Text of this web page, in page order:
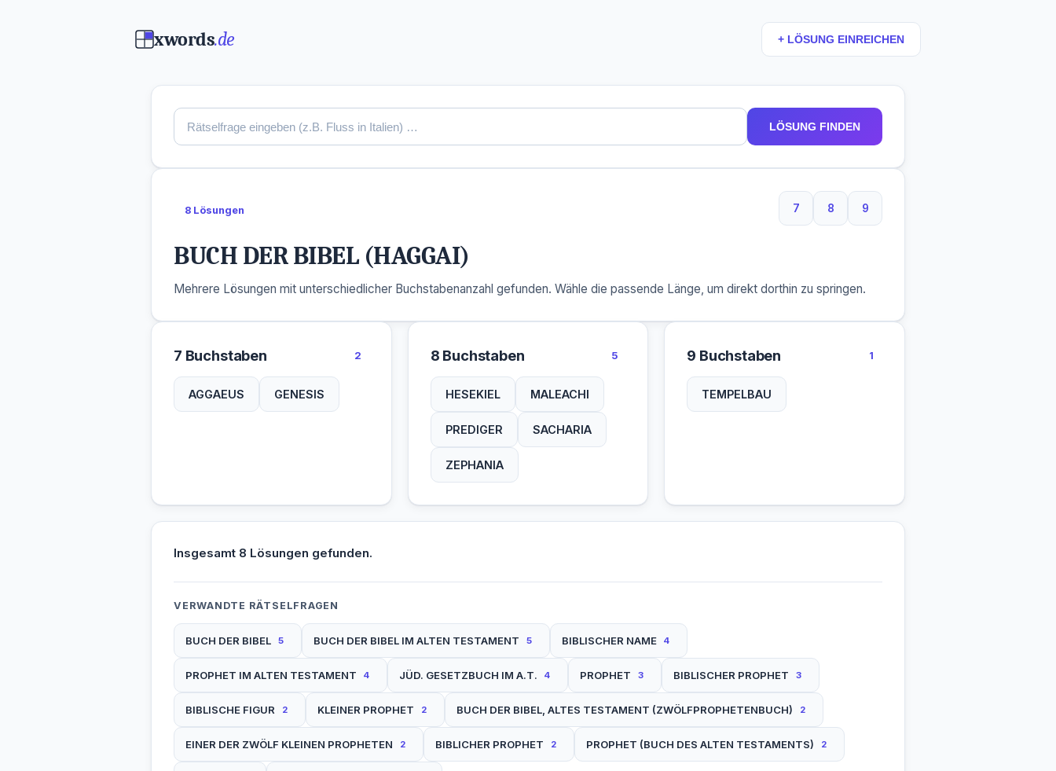
xwords.de + LÖSUNG EINREICHEN
LÖSUNG FINDEN
8 Lösungen 7
7 Buchstaben
8
8 Buchstaben
9
9 Buchstaben
BUCH DER BIBEL (HAGGAI)
Mehrere Lösungen mit unterschiedlicher Buchstabenanzahl gefunden. Wähle die passende Länge, um direkt dorthin zu springen.
7 Buchstaben 2
AGGAEUS GENESIS
8 Buchstaben 5
HESEKIEL MALEACHI
PREDIGER SACHARIA
ZEPHANIA
9 Buchstaben 1
TEMPELBAU
Insgesamt 8 Lösungen gefunden.
VERWANDTE RÄTSELFRAGEN
BUCH DER BIBEL 5 BUCH DER BIBEL IM ALTEN TESTAMENT 5 BIBLISCHER NAME 4
PROPHET IM ALTEN TESTAMENT 4 JÜD. GESETZBUCH IM A.T. 4 PROPHET 3 BIBLISCHER PROPHET 3
BIBLISCHE FIGUR 2 KLEINER PROPHET 2 BUCH DER BIBEL, ALTES TESTAMENT (ZWÖLFPROPHETENBUCH) 2
EINER DER ZWÖLF KLEINEN PROPHETEN 2 BIBLICHER PROPHET 2 PROPHET (BUCH DES ALTEN TESTAMENTS) 2